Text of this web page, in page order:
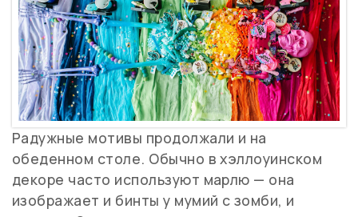
Радужные мотивы продолжали и на
обеденном столе. Обычно в хэллоуинском
декоре часто используют марлю — она
изображает и бинты у мумий с зомби, и